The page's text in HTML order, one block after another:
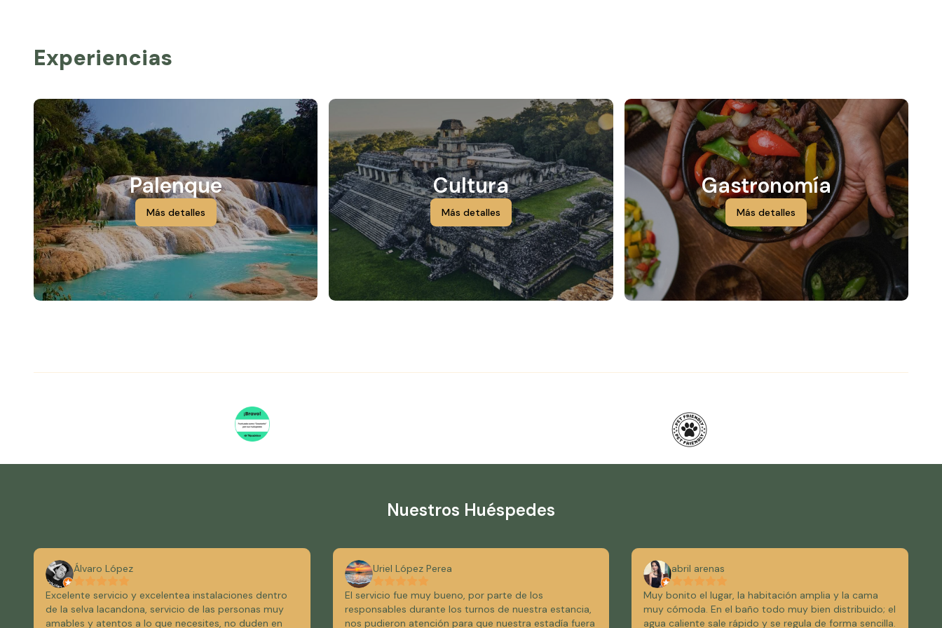
Experiencias
Palenque
Más detalles
Cultura
Más detalles
Gastronomía
Más detalles
Nuestros Huéspedes
Álvaro López
Excelente servicio y excelentea instalaciones dentro
de la selva lacandona, servicio de las personas muy
amables y atentos a lo que necesites, no duden en
Uriel López Perea
El servicio fue muy bueno, por parte de los
responsables durante los turnos de nuestra estancia,
nos pudieron atención para que nuestra estadía fuera
abril arenas
Muy bonito el lugar, la habitación amplia y la cama
muy cómoda. En el baño todo muy bien distribuido; el
agua caliente sale rápido y se regula de forma sencilla.